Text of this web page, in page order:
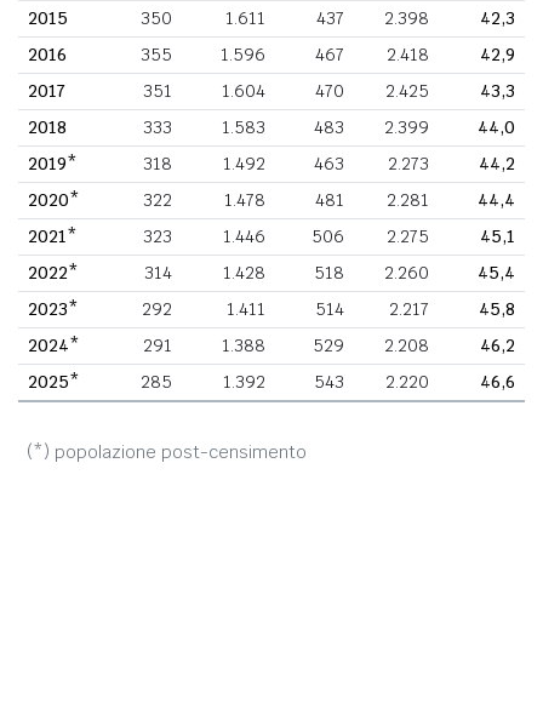
2015
350 1.611 437 2.398
42,3
2016
355 1.596 467 2.418
42,9
2017
351 1.604 470 2.425
43,3
2018
333 1.583 483 2.399
44,0
2019*
318 1.492 463 2.273
44,2
2020*
322 1.478 481 2.281
44,4
2021*
323 1.446 506 2.275
45,1
2022*
314 1.428 518 2.260
45,4
2023*
292 1.411 514 2.217
45,8
2024*
291 1.388 529 2.208
46,2
2025*
285 1.392 543 2.220 46,6
(*) popolazione post-censimento